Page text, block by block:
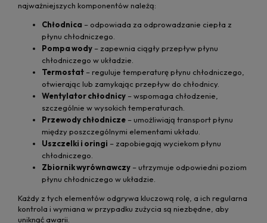
najważniejszych komponentów należą:
Chłodnica – odpowiada za odprowadzanie ciepła z
płynu chłodniczego.
Pompa wody – zapewnia ciągły przepływ płynu
chłodniczego w układzie.
Termostat – reguluje temperaturę płynu chłodniczego,
otwierając lub zamykając przepływ do chłodnicy.
Wentylator chłodnicy – wspomaga chłodzenie,
szczególnie w wysokich temperaturach.
Przewody chłodnicze – umożliwiają transport płynu
między poszczególnymi elementami układu.
Uszczelki i oringi – zapobiegają wyciekom płynu
chłodniczego.
Zbiornik wyrównawczy – utrzymuje odpowiedni poziom
płynu chłodniczego w układzie.
Każdy z tych elementów odgrywa kluczową rolę, a ich regularna
kontrola i wymiana w przypadku zużycia są niezbędne, aby
uniknąć awarii.